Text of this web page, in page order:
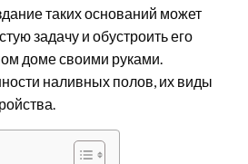
таких оснований может
задачу и обустроить его
доме своими руками.
наливных полов, их виды